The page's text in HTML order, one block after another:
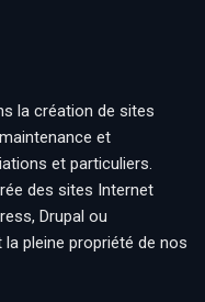
la création de sites
et
et particuliers.
des sites Internet
Drupal ou
pleine propriété de nos